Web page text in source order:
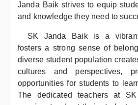
Janda Baik strives to equip
and knowledge they need to
SK Janda Baik is a
fosters a strong sense of
diverse student population
cultures and perspectives,
opportunities for students to
The dedicated teachers at